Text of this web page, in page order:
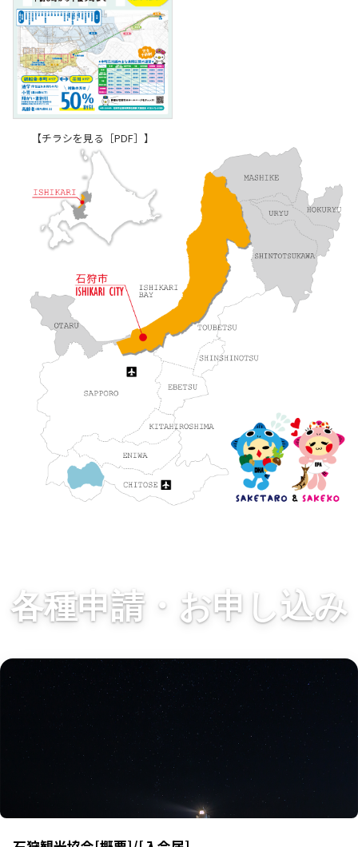
石狩市では予約制のデマンド交通
できます。
詳しくはこちら
【チラシを見る［PDF］】
各種申請・お申し込み